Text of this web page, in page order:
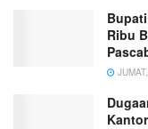
Ribu